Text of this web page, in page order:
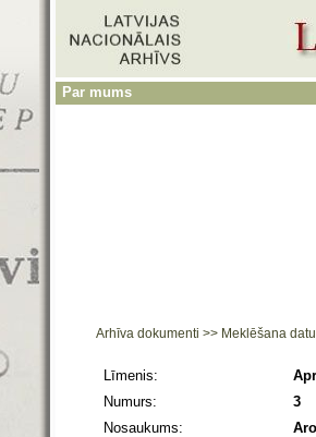
Par mums
Arhīva dokumenti >> Meklēšana
Līmenis:
Numurs:
3
Nosaukums: